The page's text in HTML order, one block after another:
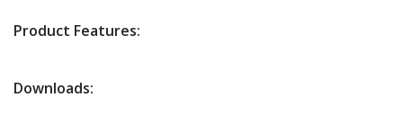
Product Features:
Downloads: